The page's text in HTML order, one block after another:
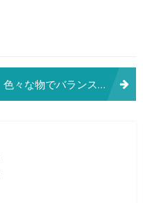
色々な物でバランスをとってみよう(≧▽≦)！